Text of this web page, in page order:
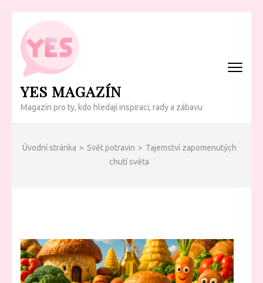
Přeskočit
obsah
(Enter)
YES MAGAZÍN
Magazín pro ty, kdo hledají inspiraci, rady a zábavu
Úvodní stránka > Svět potravin > Tajemství zapomenutých
chutí světa